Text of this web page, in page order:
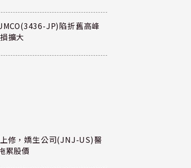
JP)陷折舊高峰
擴大
修，嬌生公司(JNJ-US)醫
累股價